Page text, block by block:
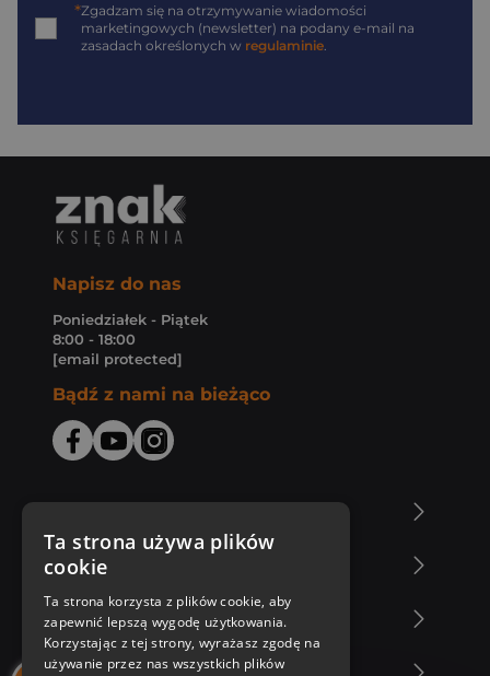
*Zgadzam się na otrzymywanie wiadomości
marketingowych (newsletter) na podany e-mail na
zasadach określonych w regulaminie.
Napisz do nas
Poniedziałek - Piątek
8:00 - 18:00
[email protected]
Bądź z nami na bieżąco
Zakupy u nas
Nasza oferta
Ta strona używa plików
cookie
Ta strona korzysta z plików cookie, aby
zapewnić lepszą wygodę użytkowania.
Korzystając z tej strony, wyrażasz zgodę na
używanie przez nas wszystkich plików